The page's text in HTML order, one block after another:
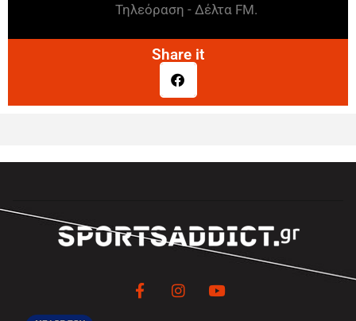
Τηλεόραση - Δέλτα FM.
Share it